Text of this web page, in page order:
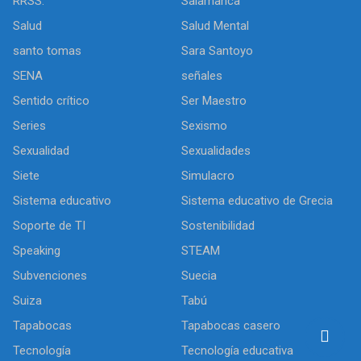
Salud
Salud Mental
santo tomas
Sara Santoyo
SENA
señales
Sentido crítico
Ser Maestro
Series
Sexismo
Sexualidad
Sexualidades
Siete
Simulacro
Sistema educativo
Sistema educativo de Grecia
Soporte de TI
Sostenibilidad
Speaking
STEAM
Subvenciones
Suecia
Suiza
Tabú
Tapabocas
Tapabocas casero
Tecnología
Tecnología educativa